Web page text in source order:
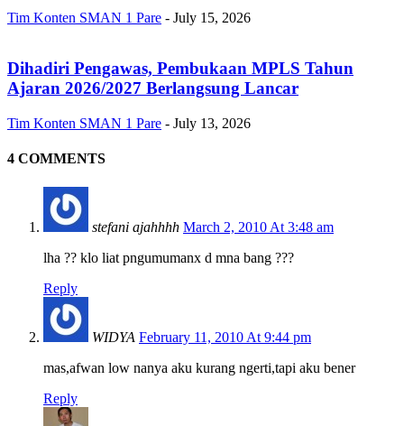
Tim Konten SMAN 1 Pare - July 15, 2026
Dihadiri Pengawas, Pembukaan MPLS Tahun
Ajaran 2026/2027 Berlangsung Lancar
Tim Konten SMAN 1 Pare - July 13, 2026
4 COMMENTS
stefani ajahhhh March 2, 2010 At 3:48 am
lha ?? klo liat pngumumanx d mna bang ???
Reply
WIDYA February 11, 2010 At 9:44 pm
mas,afwan low nanya aku kurang ngerti,tapi aku bener
Reply